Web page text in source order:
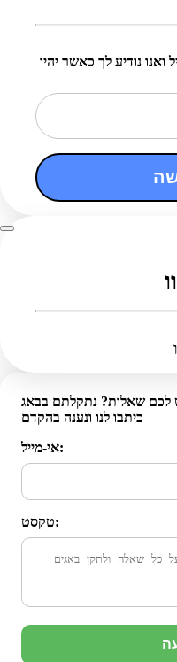
נודיע לך כאשר יהיו
כיתבו לנו ונענה בהקדם
אי-מייל:
טקסט: